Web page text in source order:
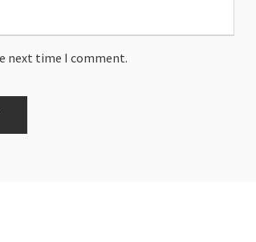
next time I comment.